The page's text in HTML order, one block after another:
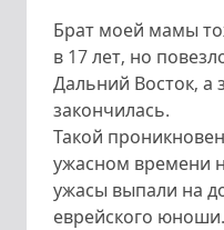
Брат моей мамы
в 17 лет, но
Дальний Восток, а
закончилась.
Такой
ужасном времени
ужасы выпали на
еврейского юноши.